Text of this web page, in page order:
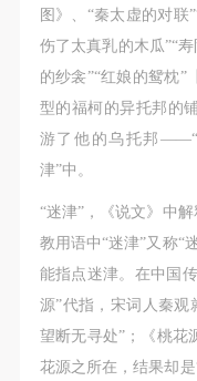
图》、“秦太虚的对联
伤了太真乳的木瓜”“
的纱衾”“红娘的鸳枕”
型的福柯的异托邦的
游了他的乌托邦
津”中。
“迷津”，《说文》中
教用语中“迷津”又称“
能指点迷津。在中国
源”代指，宋词人秦观
望断无寻处”；《桃花
花源之所在，结果却
手机号码
手
验证码